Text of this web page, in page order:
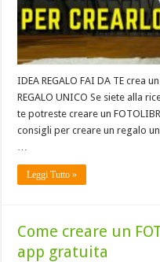
IDEA REGALO FAI DA TE crea
REGALO UNICO Se siete alla
te potreste creare un
consigli per creare un regalo
Leggi Tutto »
Come creare un
app gratuita